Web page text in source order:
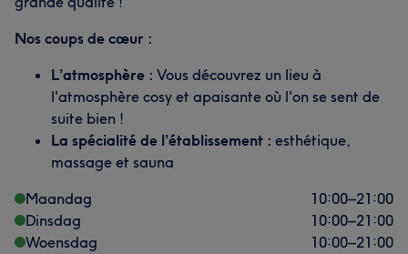
Nos coups de cœur :
L’atmosphère : Vous découvrez un lieu à
l'atmosphère cosy et apaisante où l'on se sent de
suite bien !
La spécialité de l’établissement : esthétique,
massage et sauna
Maandag
10:00–21:00
Dinsdag
10:00–21:00
Woensdag
10:00–21:00